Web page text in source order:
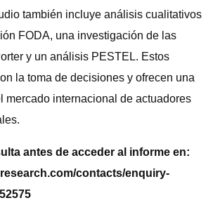
también incluye análisis cualitativos
FODA, una investigación de las
y un análisis PESTEL. Estos
la toma de decisiones y ofrecen una
mercado internacional de actuadores
antes de acceder al informe en:
contacts/enquiry-